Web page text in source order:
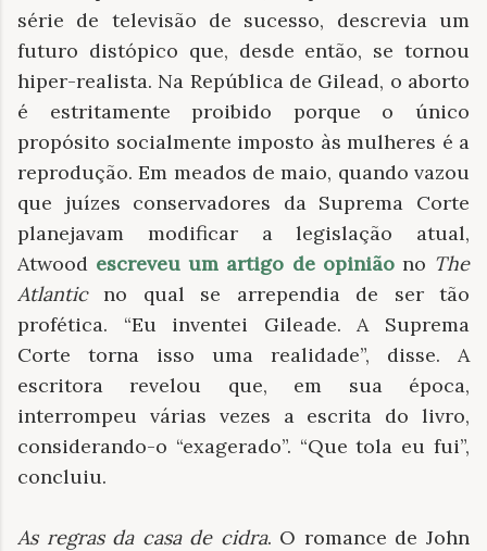
série de televisão de sucesso, descrevia um
futuro distópico que, desde então, se tornou
hiper-realista. Na República de Gilead, o aborto
é estritamente proibido porque o único
propósito socialmente imposto às mulheres é a
reprodução. Em meados de maio, quando vazou
que juízes conservadores da Suprema Corte
planejavam modificar a legislação atual,
Atwood escreveu um artigo de opiniãono The
Atlanticno qual se arrependia de ser tão
profética. “Eu inventei Gileade. A Suprema
Corte torna isso uma realidade”, disse. A
escritora revelou que, em sua época,
interrompeu várias vezes a escrita do livro,
considerando-o “exagerado”. “Que tola eu fui”,
concluiu.
As regras da casa de cidra. O romance de John